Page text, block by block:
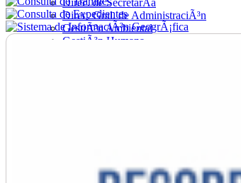
Direc. de SecretarÃ­a
Direc. Gral. de AdministraciÃ³n
GestiÃ³n Ambiental
GestiÃ³n Humana